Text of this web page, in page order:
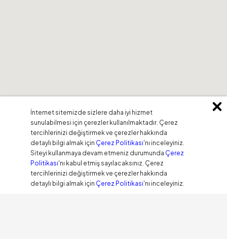
İnternet sitemizde sizlere daha iyi hizmet
sunulabilmesi için çerezler kullanılmaktadır. Çerez
tercihlerinizi değiştirmek ve çerezler hakkında
detaylı bilgi almak için Çerez Politikası'nı inceleyiniz.
Siteyi kullanmaya devam etmeniz durumunda Çerez
Politikası'nı kabul etmiş sayılacaksınız. Çerez
tercihlerinizi değiştirmek ve çerezler hakkında
detaylı bilgi almak için Çerez Politikası'nı inceleyiniz.